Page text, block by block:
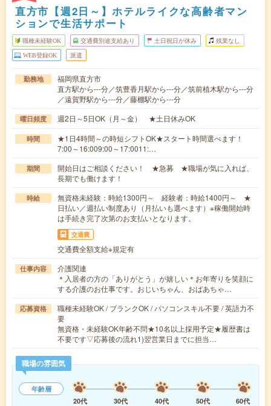
直方市【週2日～】ホテルライクな高齢者マン
ションで生活サポート
職種未経験OK 交通費別途支給あり 土日祝日が休み 残業なし
WEB登録OK 派遣
勤務地
福岡県直方市
直方駅から---分／筑豊香月駅から---分／筑前植木駅から---分
／遠賀野駅から---分／藤棚駅から---分
曜日頻度 週2日～5日OK（月～金） ★土日休みOK
時間
★1日4時間～の時短シフトOK★スタート時間選べます！
7:00～16:009:00～17:0011:…
期間
開始日はご相談ください！ ★急募 ★職場が気に入れば、
長期でも働けます！
時給
無資格未経験：時給1300円～ 経験者：時給1400円～ ★
日払い／週払い制度あり（月払いも選べます）※稼働開始時
は手続き完了次第のお支払いとなります。
交通費
交通費全額支給※規定有
仕事内容
介護関連
＊入居者の方の「ありがとう」が嬉しい＊お年寄りを笑顔に
する介護のお仕事です。おじいちゃん、おばあちゃ…
応募資格
職種未経験OK / ブランクOK / パソコンスキル不要 / 英語力不
要
無資格・未経験OK年齢不問★10名以上採用予定★履歴書は
不要です▽応募後の流れ1)翌営業日までに担当…
職場の雰囲気
年齢層
20代
30代 40代 50代
60代